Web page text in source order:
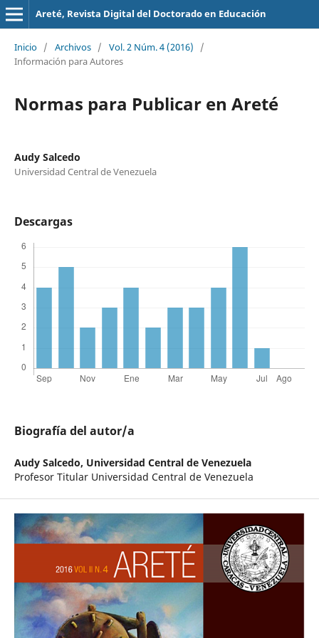
Areté, Revista Digital del Doctorado en Educación
Inicio / Archivos / Vol. 2 Núm. 4 (2016)
/
Información para Autores
Normas para Publicar en Areté
Audy Salcedo
Universidad Central de Venezuela
Descargas
Biografía del autor/a
Audy Salcedo, Universidad Central de Venezuela
Profesor Titular Universidad Central de Venezuela